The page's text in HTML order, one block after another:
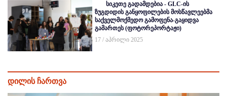
სიკეთე გადამდებია - GLC-ის
ზუგდიდის განყოფილების მოსწავლეებმა
საქველმოქმედო გამოფენა-გაყიდვა
გამართეს (ფოტორეპორტაჟი)
17 / აპრილი 2025
დილის ჩართვა